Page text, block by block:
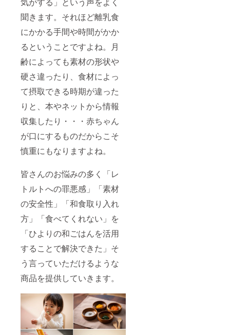
聞きます。それほど離乳食
にかかる手間や時間がかか
るということですよね。月
齢によっても素材の形状や
硬さ違ったり、食材によっ
て摂取できる時期が違った
りと、本やネットから情報
収集したり・・・赤ちゃん
が口にするものだからこそ
慎重にもなりますよね。
皆さんのお悩みの多く「レ
トルトへの罪悪感」「素材
の安全性」「和食取り入れ
方」「食べてくれない」を
「ひよりの和ごはんを活用
することで解決できた」そ
う言っていただけるような
商品を提供していきます。